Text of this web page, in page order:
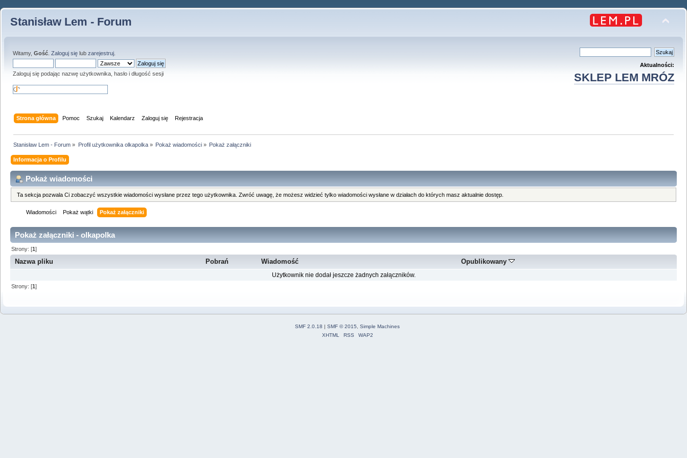
Stanisław Lem - Forum
Witamy, Gość Zaloguj się lub zarejestruj
Zaloguj się podając nazwę użytkownika, hasło i długość sesji
Aktualności:
SKLEP LEM MRÓZ
Strona główna Pomoc Szukaj Kalendarz Zaloguj się Rejestracja
Stanisław Lem - Forum » Profil użytkownika olkapolka» Pokaż wiadomości» Pokaż załączniki
Informacja o Profilu
Pokaż wiadomości
Ta sekcja pozwala Ci zobaczyć wszystkie wiadomości wysłane przez tego użytkownika. Zwróć uwagę, że możesz widzieć tylko wiadomości wysłane w działach do których masz aktualnie dostęp.
Wiadomości Pokaż wątki Pokaż załączniki
Pokaż załączniki - olkapolka
Strony: [1]
Nazwa pliku Pobrań Wiadomość Opublikowany
Użytkownik nie dodał jeszcze żadnych załączników.
Strony: [1]
SMF 2.0.18 | SMF © 2015
Simple Machines
XHTML
RSS WAP2